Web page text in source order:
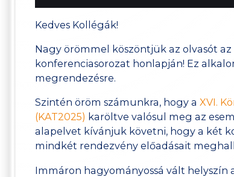
Kedves Kollégák!
Nagy örömmel köszöntjük az olvasót
konferenciasorozat honlapján! Ez
megrendezésre.
Szintén öröm számunkra, hogy a XVI.
(KAT2025) karöltve valósul meg az
alapelvet kívánjuk követni, hogy a két
mindkét rendezvény előadásait
Immáron hagyományossá vált helyszín